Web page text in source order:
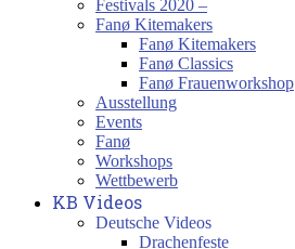
Festivals 2020 –
Fanø Kitemakers
Fanø Kitemakers
Fanø Classics
Fanø Frauenworkshop
Ausstellung
Events
Fanø
Workshops
Wettbewerb
KB Videos
Deutsche Videos
Drachenfeste